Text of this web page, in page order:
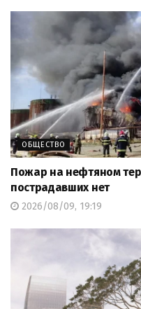
ОБЩЕСТВО
Пожар на нефтяном
пострадавших нет
2026/08/09, 19:19